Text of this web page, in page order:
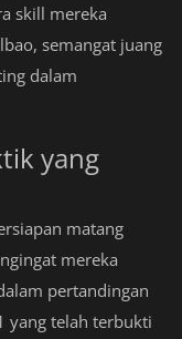
skill mereka
semangat juang
dalam
yang
matang
mereka
pertandingan
yang telah terbukti